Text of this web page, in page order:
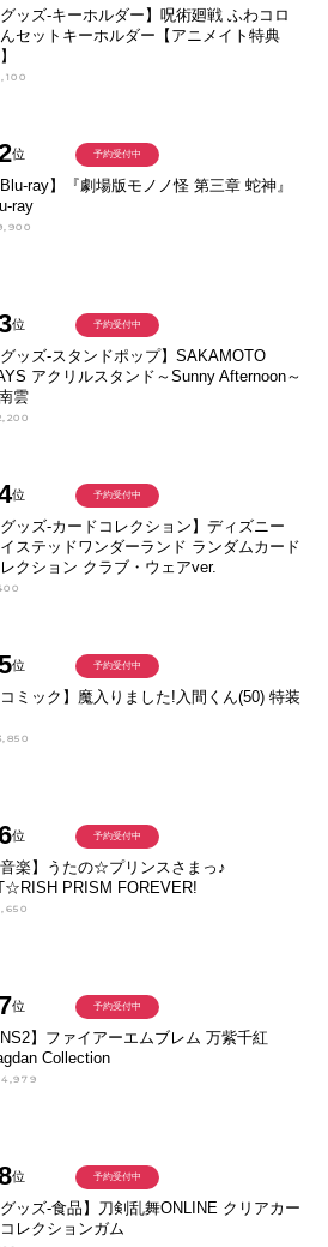
グッズ-キーホルダー】呪術廻戦 ふわコロ
セットキーホルダー【アニメイト特典
位
Blu-ray】『劇場版モノノ怪 第三章 蛇神』
ray
予約受付中
位
グッズ-スタンドポップ】SAKAMOTO
アクリルスタンド～Sunny Afternoon～
雲
予約受付中
位
グッズ-カードコレクション】ディズニー
ステッドワンダーランド ランダムカード
クション クラブ・ウェアver.
予約受付中
位
コミック】魔入りました!入間くん(50) 特装
予約受付中
位
音楽】うたの☆プリンスさまっ♪
PRISM FOREVER!
予約受付中
7位
NS2】ファイアーエムブレム 万紫千紅
Collection
予約受付中
位
グッズ-食品】刀剣乱舞ONLINE クリアカー
コレクションガム
予約受付中